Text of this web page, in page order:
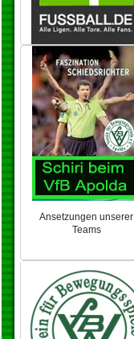
Ansetzungen unserer
Teams